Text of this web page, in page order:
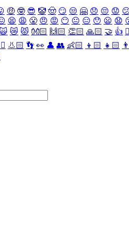
🤑 🤓 😎 🤡 🤠 😏 😒 🤗 😞 😔 😟
😫 😩 😤 😠 😡 😶 😐 😑 😯 😦 😧
😿 😾 👐🏻 🙌🏻 👏🏻 🙏🏻 🤝 👍
👃🏻 👣 👀 👤 👥 👶🏻 👦🏻 👧🏻